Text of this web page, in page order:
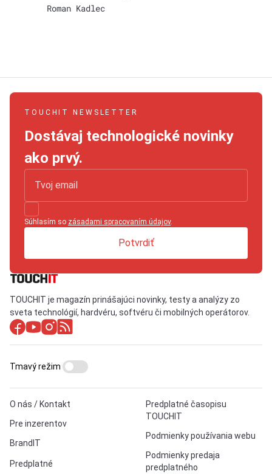
Roman Kadlec
TOUCHIT NEWSLETTER
Dostávaj technologické novinky
ako prvý.
Súhlasím so zásadami spracovaním údajov.
Potvrdiť
TOUCHIT je magazín prinášajúci novinky, testy a analýzy zo
sveta technológií, hardvéru, softvéru či mobilných operátorov.
O nás / Kontakt
Pre inzerentov
BrandIT
Predplatné
Predplatné časopisu
TOUCHIT
Podmienky používania webu
Podmienky predaja
predplatného
Tmavý režim